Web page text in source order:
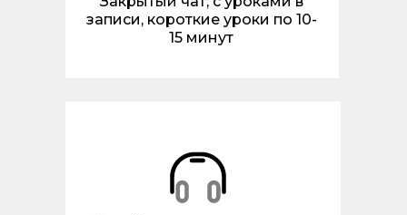
записи, короткие уроки по 10-
15 минут